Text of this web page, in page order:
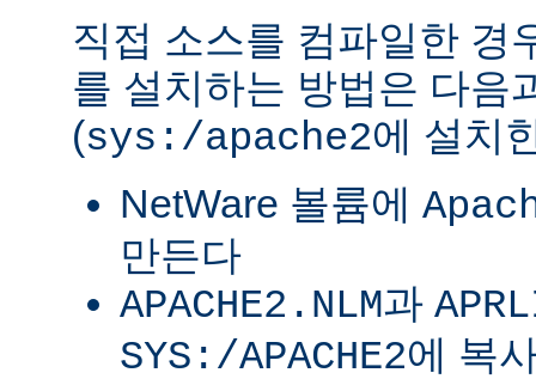
직접 소스를 컴파일한 경
를 설치하는 방법은 다음
(sys:/apache2에 설치
NetWare 볼륨에
만든다
APACHE2.NLM과
SYS:/APACHE2에 복